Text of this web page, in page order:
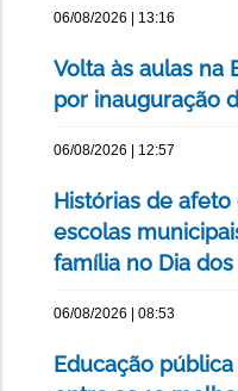
06/08/2026 | 13:16
Volta às aulas na
por inauguração
06/08/2026 | 12:57
Histórias de
escolas
família no Dia dos
06/08/2026 | 08:53
Educação